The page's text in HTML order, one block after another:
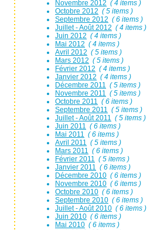
Novembre 2012 ( 4 items )
Octobre 2012 ( 5 items )
Septembre 2012 ( 6 items )
Juillet - Août 2012 ( 4 items )
Juin 2012 ( 4 items )
Mai 2012 ( 4 items )
Avril 2012 ( 5 items )
Mars 2012 ( 5 items )
Février 2012 ( 4 items )
Janvier 2012 ( 4 items )
Décembre 2011 ( 5 items )
Novembre 2011 ( 5 items )
Octobre 2011 ( 6 items )
Septembre 2011 ( 5 items )
Juillet - Août 2011 ( 5 items )
Juin 2011 ( 6 items )
Mai 2011 ( 6 items )
Avril 2011 ( 5 items )
Mars 2011 ( 6 items )
Février 2011 ( 5 items )
Janvier 2011 ( 6 items )
Décembre 2010 ( 6 items )
Novembre 2010 ( 6 items )
Octobre 2010 ( 6 items )
Septembre 2010 ( 6 items )
Juillet - Août 2010 ( 6 items )
Juin 2010 ( 6 items )
Mai 2010 ( 6 items )